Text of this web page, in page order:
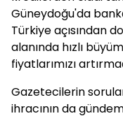
Güneydoğu'da
Türkiye açısından
alanında hızlı
fiyatlarımızı
Gazetecilerin
ihracının da